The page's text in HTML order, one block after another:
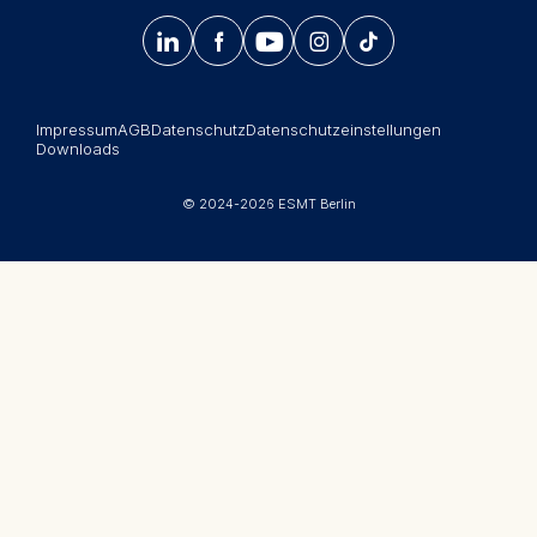
Summer School
Newsroom
Jetzt anmelden
© 2024-2026 ESMT Berlin
ImpressumAGBDatenschutzDatenschutzeinstellungen
Downloads
    𝄞